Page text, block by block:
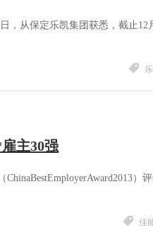
，从保定乐凯集团获悉，截止12
主30强
ChinaBestEmployerAward2013）
佳